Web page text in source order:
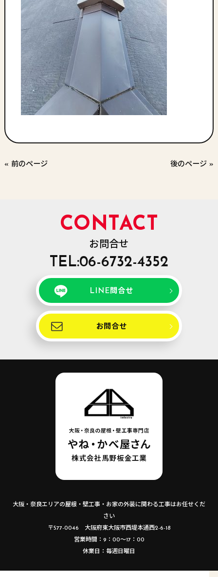
« 前のページ 後のページ »
CONTACT
お問合せ
TEL:06-6732-4352
LINE問合せ
お問合せ
大阪・奈良エリアの屋根・壁工事・お家の外装に関わる工事はお任せくだ
さい
〒577-0046 大阪府東大阪市西堤本通西2-6-18
営業時間：9：00～17：00
休業日：毎週日曜日